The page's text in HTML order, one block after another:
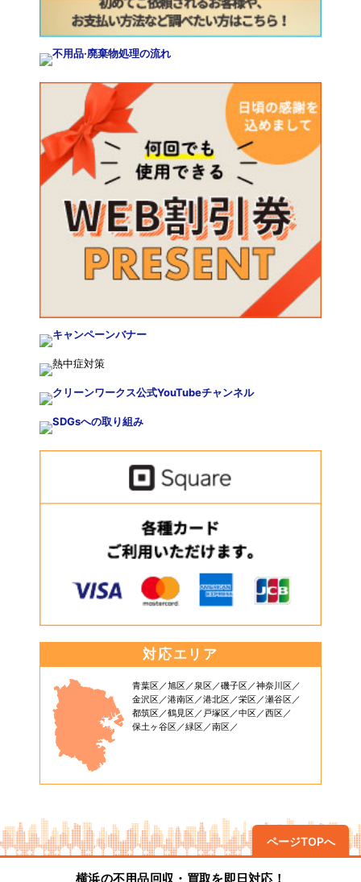
対応エリア
青葉区 旭区 泉区 磯子区
神奈川区
金沢区
港南区 港北区 栄区
瀬谷区
都筑区
鶴見区 戸塚区 中区
西区
保土ヶ谷区
緑区 南区
ページTOPへ
横浜の不用品回収・買取を即日対応！